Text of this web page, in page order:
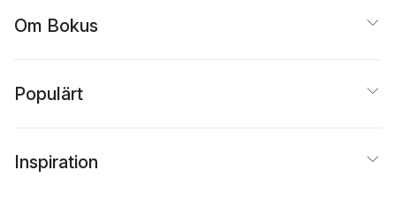
Om Bokus
Populärt
Inspiration